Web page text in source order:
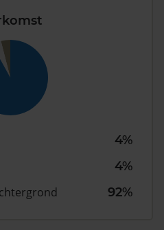
4%
4%
92%